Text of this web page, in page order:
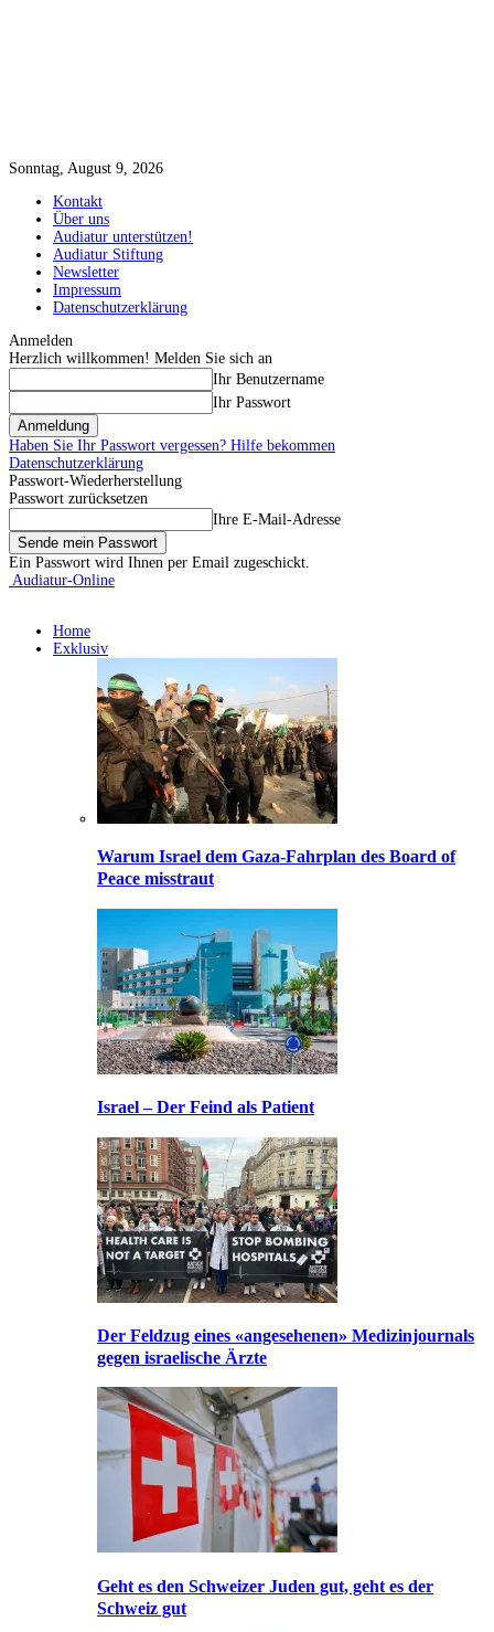
Sonntag, August 9, 2026
Kontakt
Über uns
Audiatur unterstützen!
Audiatur Stiftung
Newsletter
Impressum
Datenschutzerklärung
Anmelden
Herzlich willkommen! Melden Sie sich an
Ihr Benutzername
Ihr Passwort
Haben Sie Ihr Passwort vergessen? Hilfe bekommen
Datenschutzerklärung
Passwort-Wiederherstellung
Passwort zurücksetzen
Ihre E-Mail-Adresse
Ein Passwort wird Ihnen per Email zugeschickt.
Audiatur-Online
Home
Exklusiv
Warum Israel dem Gaza-Fahrplan des Board of
Peace misstraut
Israel – Der Feind als Patient
Der Feldzug eines «angesehenen» Medizinjournals
gegen israelische Ärzte
Geht es den Schweizer Juden gut, geht es der
Schweiz gut